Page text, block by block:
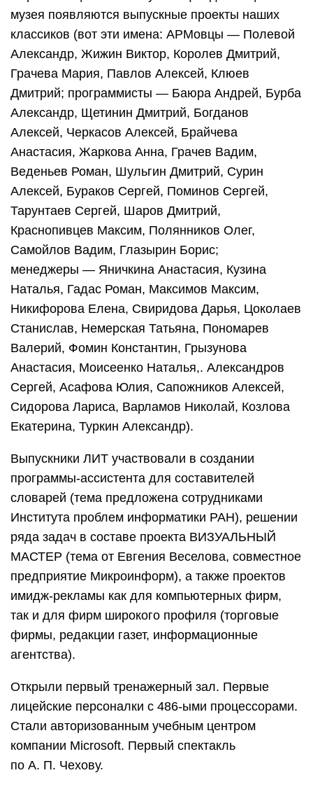
музея появляются выпускные проекты наших
классиков (вот эти имена: АРМовцы — Полевой
Александр, Жижин Виктор, Королев Дмитрий,
Грачева Мария, Павлов Алексей, Клюев
Дмитрий; программисты — Баюра Андрей, Бурба
Александр, Щетинин Дмитрий, Богданов
Алексей, Черкасов Алексей, Брайчева
Анастасия, Жаркова Анна, Грачев Вадим,
Веденьев Роман, Шульгин Дмитрий, Сурин
Алексей, Бураков Сергей, Поминов Сергей,
Тарунтаев Сергей, Шаров Дмитрий,
Краснопивцев Максим, Полянников Олег,
Самойлов Вадим, Глазырин Борис;
менеджеры — Яничкина Анастасия, Кузина
Наталья, Гадас Роман, Максимов Максим,
Никифорова Елена, Свиридова Дарья, Цоколаев
Станислав, Немерская Татьяна, Пономарев
Валерий, Фомин Константин, Грызунова
Анастасия, Моисеенко Наталья,. Александров
Сергей, Асафова Юлия, Сапожников Алексей,
Сидорова Лариса, Варламов Николай, Козлова
Екатерина, Туркин Александр).
Выпускники ЛИТ участвовали в создании
программы-ассистента для составителей
словарей (тема предложена сотрудниками
Института проблем информатики РАН), решении
ряда задач в составе проекта ВИЗУАЛЬНЫЙ
МАСТЕР (тема от Евгения Веселова, совместное
предприятие Микроинформ), а также проектов
имидж-рекламы как для компьютерных фирм,
так и для фирм широкого профиля (торговые
фирмы, редакции газет, информационные
агентства).
Открыли первый тренажерный зал. Первые
лицейские персоналки с 486-ыми процессорами.
Стали авторизованным учебным центром
компании Microsoft. Первый спектакль
по А. П. Чехову.